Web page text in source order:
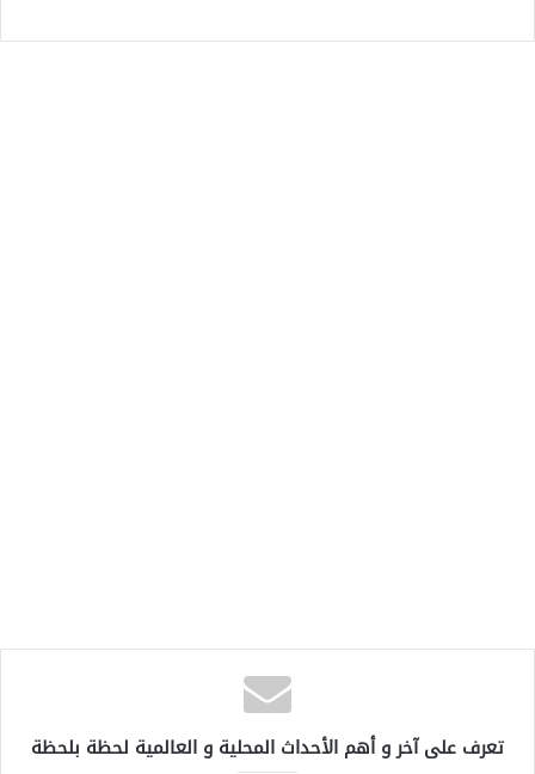
تعرف على آخر و أهم الأحداث المحلية و العالمية لحظة بلحظة